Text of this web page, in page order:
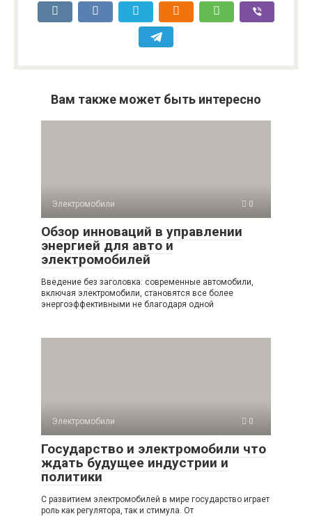
Вам также может быть интересно
Электромобили 0
Обзор инноваций в управлении
энергией для авто и
электромобилей
Введение без заголовка: современные автомобили,
включая электромобили, становятся все более
энергоэффективными не благодаря одной
Электромобили 0
Государство и электромобили что
ждать будущее индустрии и
политики
С развитием электромобилей в мире государство играет
роль как регулятора, так и стимула. От